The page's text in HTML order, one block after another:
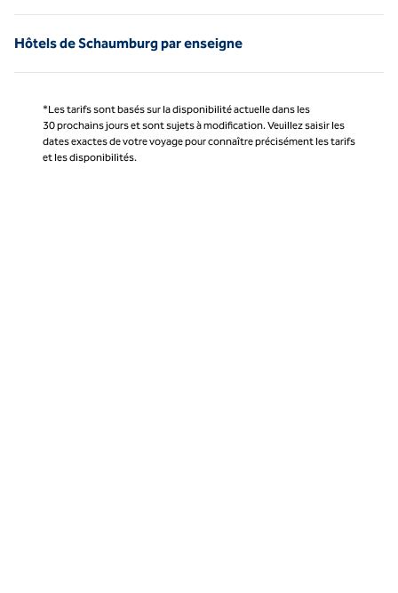
Hôtels de Schaumburg par enseigne
*Les tarifs sont basés sur la disponibilité actuelle dans les
30 prochains jours et sont sujets à modification. Veuillez saisir les
dates exactes de votre voyage pour connaître précisément les tarifs
et les disponibilités.